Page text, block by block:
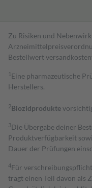
Zu Risiken und
Bestell­wert
1 Eine pharmazeutische
Herstellers.
2Biozidprodukte
3Die Übergabe deiner
Produktverfügbarkeit
Dauer der Prüfungen
4Für
trägt einen Teil davon als